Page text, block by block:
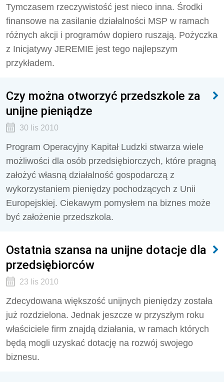
Tymczasem rzeczywistość jest nieco inna. Środki
finansowe na zasilanie działalności MSP w ramach
różnych akcji i programów dopiero ruszają. Pożyczka
z Inicjatywy JEREMIE jest tego najlepszym
przykładem.
Czy można otworzyć przedszkole za
unijne pieniądze
30 lis 2010
Program Operacyjny Kapitał Ludzki stwarza wiele
możliwości dla osób przedsiębiorczych, które pragną
założyć własną działalność gospodarczą z
wykorzystaniem pieniędzy pochodzących z Unii
Europejskiej. Ciekawym pomysłem na biznes może
być założenie przedszkola.
Ostatnia szansa na unijne dotacje dla
przedsiębiorców
23 lis 2010
Zdecydowana większość unijnych pieniędzy została
już rozdzielona. Jednak jeszcze w przyszłym roku
właściciele firm znajdą działania, w ramach których
będą mogli uzyskać dotację na rozwój swojego
biznesu.